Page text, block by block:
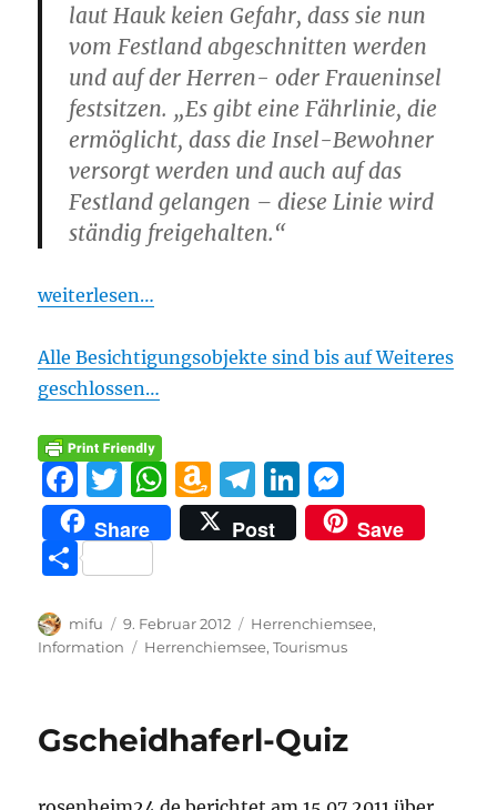
laut Hauk keien Gefahr, dass sie nun
vom Festland abgeschnitten werden
und auf der Herren- oder Fraueninsel
festsitzen. „Es gibt eine Fährlinie, die
ermöglicht, dass die Insel-Bewohner
versorgt werden und auch auf das
Festland gelangen – diese Linie wird
ständig freigehalten.“
weiterlesen…
Alle Besichtigungsobjekte sind bis auf Weiteres
geschlossen…
F
a
c
e
b
o
k
T
w
it
te
r
W
h
at
A
p
A
m
a
o
n
is
h
Li
T
el
e
r
a
Li
n
k
d
I
e
ss
n
g
Share Post Save
T
le
n
Autor
mifu
Veröffentlicht
am
9. Februar 2012 Kategorien
Herrenchiemsee,
Information
Schlagwörter
Herrenchiemsee,Tourismus
Gscheidhaferl-Quiz